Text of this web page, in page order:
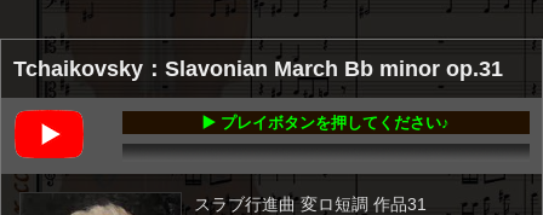
Tchaikovsky：Slavonian March Bb minor op.31
▶️ プレイボタンを押してください♪
スラブ行進曲 変ロ短調 作品31